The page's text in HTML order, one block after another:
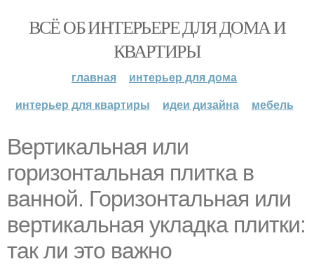
ВСЁ ОБ ИНТЕРЬЕРЕ ДЛЯ ДОМА И
КВАРТИРЫ
главная
интерьер для дома
интерьер для квартиры
идеи дизайна мебель
Вертикальная или
горизонтальная плитка в
ванной. Горизонтальная или
вертикальная укладка плитки:
так ли это важно